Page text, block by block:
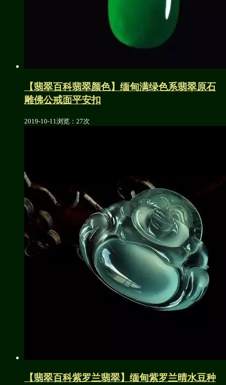
【翡翠百科翡翠颜色】缅甸满绿色系翡翠原石
雕佛公戒面平安扣
2019-10-11 浏览：27次
【翡翠百科紫罗兰翡翠】缅甸紫罗兰晴水豆种